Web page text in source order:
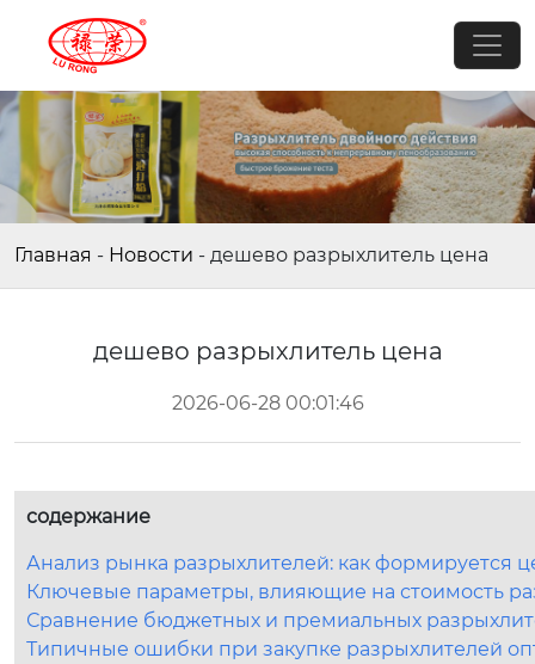
Главная - Новости - дешево разрыхлитель цена
дешево разрыхлитель цена
2026-06-28 00:01:46
содержание
Анализ рынка разрыхлителей: как формируется
Ключевые параметры, влияющие на стоимость
Сравнение бюджетных и премиальных
Типичные ошибки при закупке разрыхлителей